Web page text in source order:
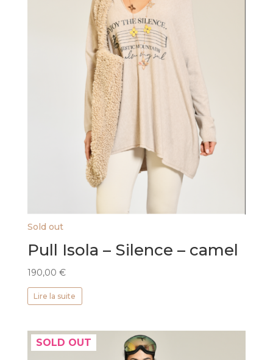
Sold out
Pull Isola – Silence – camel
190,00 €
Lire la suite
SOLD OUT